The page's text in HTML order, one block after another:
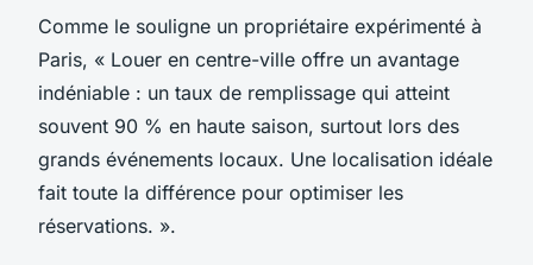
Comme le souligne un propriétaire expérimenté à
Paris, « Louer en centre-ville offre un avantage
indéniable : un taux de remplissage qui atteint
souvent 90 % en haute saison, surtout lors des
grands événements locaux. Une localisation idéale
fait toute la différence pour optimiser les
réservations. ».